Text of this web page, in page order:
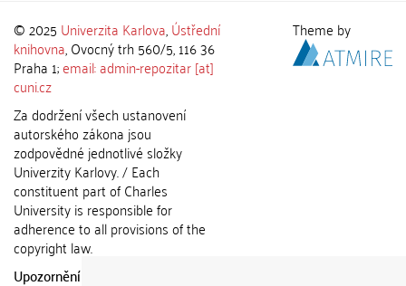
© 2025 Univerzita Karlova,Ústřední
knihovna, Ovocný trh 560/5, 116 36
Praha 1;email: admin-repozitar [at]
cuni.cz
Za dodržení všech ustanovení
autorského zákona jsou
zodpovědné jednotlivé složky
Univerzity Karlovy. / Each
constituent part of Charles
University is responsible for
adherence to all provisions of the
copyright law.
Upozornění / Notice:
Theme by